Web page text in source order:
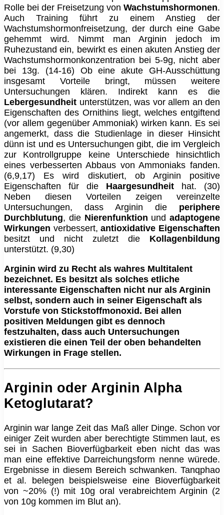
Rolle bei der Freisetzung von Wachstumshormonen.
Auch Training führt zu einem Anstieg der
Wachstumshormonfreisetzung, der durch eine Gabe
gehemmt wird. Nimmt man Arginin jedoch im
Ruhezustand ein, bewirkt es einen akuten Anstieg der
Wachstumshormonkonzentration bei 5-9g, nicht aber
bei 13g. (14-16) Ob eine akute GH-Ausschüttung
insgesamt Vorteile bringt, müssen weitere
Untersuchungen klären. Indirekt kann es die
Lebergesundheit unterstützen, was vor allem an den
Eigenschaften des Ornithins liegt, welches entgiftend
(vor allem gegenüber Ammoniak) wirken kann. Es sei
angemerkt, dass die Studienlage in dieser Hinsicht
dünn ist und es Untersuchungen gibt, die im Vergleich
zur Kontrollgruppe keine Unterschiede hinsichtlich
eines verbesserten Abbaus von Ammoniaks fanden.
(6,9,17) Es wird diskutiert, ob Arginin positive
Eigenschaften für die Haargesundheit hat. (30)
Neben diesen Vorteilen zeigen vereinzelte
Untersuchungen, dass Arginin die periphere
Durchblutung, die Nierenfunktion und adaptogene
Wirkungen verbessert,antioxidative Eigenschaften
besitzt und nicht zuletzt die Kollagenbildung
unterstützt. (9,30)
Arginin wird zu Recht als wahres Multitalent
bezeichnet. Es besitzt als solches etliche
interessante Eigenschaften nicht nur als Arginin
selbst, sondern auch in seiner Eigenschaft als
Vorstufe von Stickstoffmonoxid. Bei allen
positiven Meldungen gibt es dennoch
festzuhalten, dass auch Untersuchungen
existieren die einen Teil der oben behandelten
Wirkungen in Frage stellen.
Arginin oder Arginin Alpha
Ketoglutarat?
Arginin war lange Zeit das Maß aller Dinge. Schon vor
einiger Zeit wurden aber berechtigte Stimmen laut, es
sei in Sachen Bioverfügbarkeit eben nicht das was
man eine effektive Darreichungsform nenne würede.
Ergebnisse in diesem Bereich schwanken. Tanqphao
et al. belegen beispielsweise eine Bioverfügbarkeit
von ~20% (!) mit 10g oral verabreichtem Arginin (2
von 10g kommen im Blut an).